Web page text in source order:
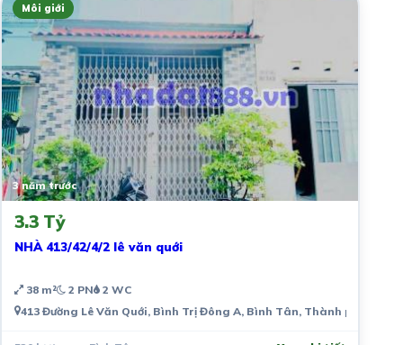
Môi giới
3 năm trước
3.3 Tỷ
NHÀ 413/42/4/2 lê văn quới
38 m² 2 PN 2 WC
413 Đường Lê Văn Quới, Bình Trị Đông A, Bình Tân, Thành phố Hồ